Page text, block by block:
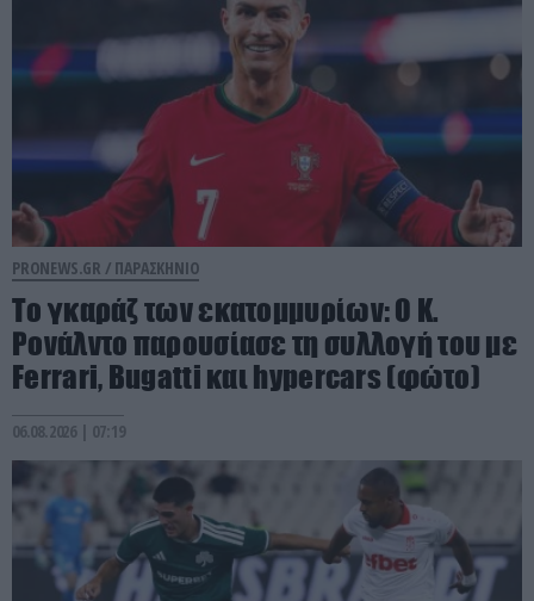
PRONEWS.GR / ΠΑΡΑΣΚΗΝΙΟ
Το γκαράζ των εκατομμυρίων: Ο Κ.
Ρονάλντο παρουσίασε τη συλλογή του με
Ferrari, Bugatti και hypercars (φώτο)
06.08.2026 | 07:19